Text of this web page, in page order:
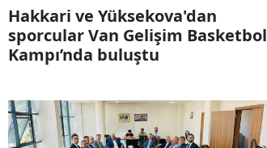
Hakkari ve Yüksekova'dan
sporcular Van Gelişim Basketbol
Kampı’nda buluştu